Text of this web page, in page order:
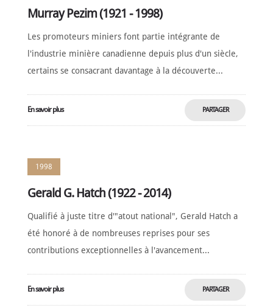
Français
Murray Pezim (1921 - 1998)
Les promoteurs miniers font partie intégrante de
l'industrie minière canadienne depuis plus d'un siècle,
certains se consacrant davantage à la découverte...
En savoir plus PARTAGER
1998
Gerald G. Hatch (1922 - 2014)
Qualifié à juste titre d'"atout national", Gerald Hatch a
été honoré à de nombreuses reprises pour ses
contributions exceptionnelles à l'avancement...
En savoir plus PARTAGER